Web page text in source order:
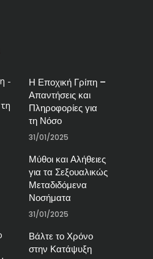
Η Εποχική Γρίπη –
Απαντήσεις και
Πληροφορίες για
τη Νόσο
31/01/2025
Μύθοι και Αλήθειες
για τα Σεξουαλικώς
Μεταδιδόμενα
Νοσήματα
31/01/2025
Βάλτε το Χρόνο
στην Κατάψυξη